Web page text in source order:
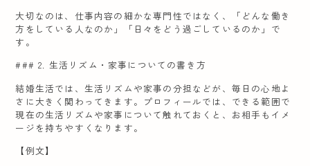
大切なのは、仕事内容の細かな専門性ではなく、「どんな働き
方をしている人なのか」「日々をどう過ごしているのか」で
す。
### 2. 生活リズム・家事についての書き方
結婚生活では、生活リズムや家事の分担などが、毎日の心地よ
さに大きく関わってきます。プロフィールでは、できる範囲で
現在の生活リズムや家事について触れておくと、お相手もイメ
ージを持ちやすくなります。
【例文】